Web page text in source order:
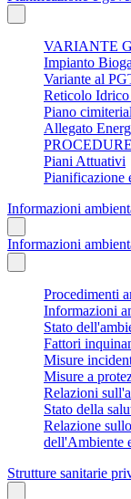
VARIANTE
Impianto
Variante al
Reticolo
Piano
Allegato
Piani Attuativi
Pianificazione
Informazioni
Informazioni
Procedimenti
Informazioni
Stato
Fattori
Misure
Misure a
Relazioni
Stato della
Relazione
dell'Ambiente
Strutture sanitarie